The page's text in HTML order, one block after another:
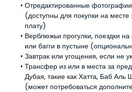
Отредактированные
(доступны для покупки на
плату)
Верблюжьи прогулки, поездки
или багги в пустыне
Завтрак или угощения, если не
Трансфер из или в места за
Дубая, такие как Хатта, Баб
(может потребоваться